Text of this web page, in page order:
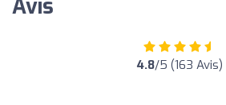
Avis
4.8/5 (163 Avis)